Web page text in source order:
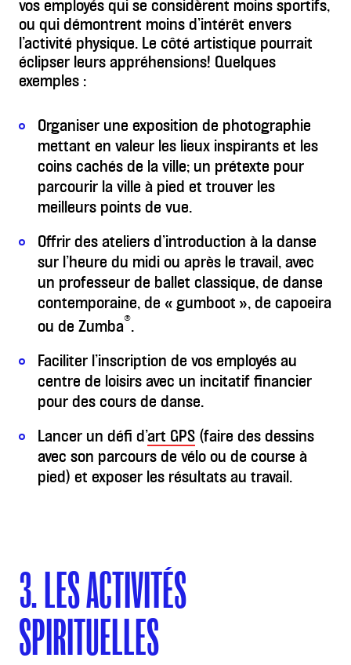
vos employés qui se considèrent moins sportifs,
ou qui démontrent moins d’intérêt envers
l’activité physique. Le côté artistique pourrait
éclipser leurs appréhensions! Quelques
exemples :
Organiser une exposition de photographie
mettant en valeur les lieux inspirants et les
coins cachés de la ville; un prétexte pour
parcourir la ville à pied et trouver les
meilleurs points de vue.
Offrir des ateliers d’introduction à la danse
sur l’heure du midi ou après le travail, avec
un professeur de ballet classique, de danse
contemporaine, de « gumboot », de capoeira
ou de Zumba®.
Faciliter l’inscription de vos employés au
centre de loisirs avec un incitatif financier
pour des cours de danse.
Lancer un défi d’art GPS (faire des dessins
avec son parcours de vélo ou de course à
pied) et exposer les résultats au travail.
3. LES ACTIVITÉS
SPIRITUELLES